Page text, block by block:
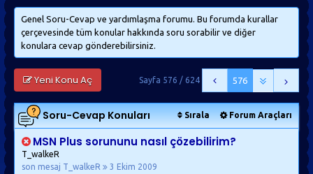
Genel Soru-Cevap ve yardımlaşma forumu. Bu forumda kurallar
çerçevesinde tüm konular hakkında soru sorabilir ve diğer
konulara cevap gönderebilirsiniz.
Yeni Konu Aç 576
Sayfa 576 / 624
Sırala Forum Araçları
Soru-CevapKonuları
MSN Plus sorununu nasıl çözebilirim?
T_walkeR
son mesaj T_walkeR
3 Ekim 2009